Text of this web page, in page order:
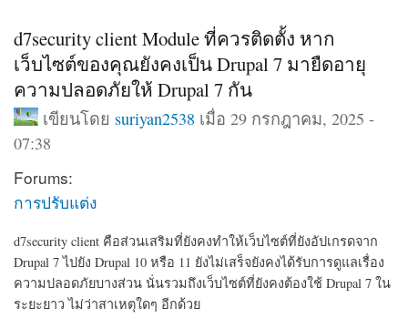
d7security client Module ที่ควรติดตั้ง หาก
เว็บไซต์ของคุณยังคงเป็น Drupal 7 มายืดอายุ
ความปลอดภัยให้ Drupal 7 กัน
เขียนโดย suriyan2538 เมื่อ 29 กรกฎาคม, 2025 -
07:38
Forums:
การปรับแต่ง
d7security client คือส่วนเสริมที่ยังคงทำให้เว็บไซต์ที่ยังอัปเกรดจาก
Drupal 7 ไปยัง Drupal 10 หรือ 11 ยังไม่เสร็จยังคงได้รับการดูแลเรื่อง
ความปลอดภัยบางส่วน นั่นรวมถึงเว็บไซต์ที่ยังคงต้องใช้ Drupal 7 ใน
ระยะยาว ไม่ว่าสาเหตุใดๆ อีกด้วย